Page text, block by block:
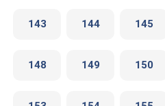
143 144 145
148 149 150